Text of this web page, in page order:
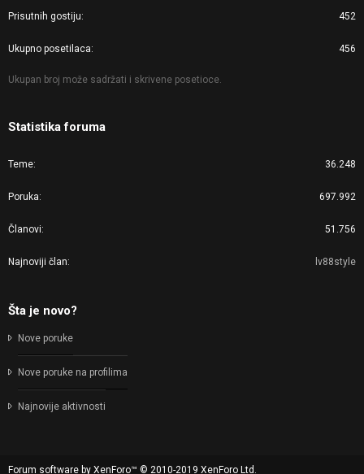
Prisutnih gostiju 452
Ukupno posetilaca 456
Ukupan broj može sadržati i skrivene posetioce.
Statistika foruma
Teme 36.248
Poruka 697.992
Članovi 51.756
Najnoviji član lv88style
Šta je novo?
Nove poruke
Nove poruke na profilima
Najnovije aktivnosti
Forum software by XenForo™ © 2010-2019 XenForo Ltd.